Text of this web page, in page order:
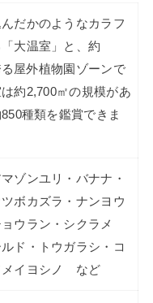
だかのようなカラフ
大温室」と、約
屋外植物園ゾーンで
約2,700㎡の規模があ
種類を鑑賞できま
ゾンユリ・バナナ・
ボカズラ・ナンヨウ
ウラン・シクラメ
ド・トウガラシ・コ
メイヨシノ など